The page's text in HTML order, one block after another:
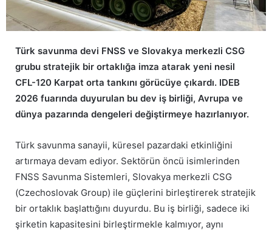
Türk savunma devi FNSS ve Slovakya merkezli CSG
grubu stratejik bir ortaklığa imza atarak yeni nesil
CFL-120 Karpat orta tankını görücüye çıkardı. IDEB
2026 fuarında duyurulan bu dev iş birliği, Avrupa ve
dünya pazarında dengeleri değiştirmeye hazırlanıyor.
Türk savunma sanayii, küresel pazardaki etkinliğini
artırmaya devam ediyor. Sektörün öncü isimlerinden
FNSS Savunma Sistemleri, Slovakya merkezli CSG
(Czechoslovak Group) ile güçlerini birleştirerek stratejik
bir ortaklık başlattığını duyurdu. Bu iş birliği, sadece iki
şirketin kapasitesini birleştirmekle kalmıyor, aynı